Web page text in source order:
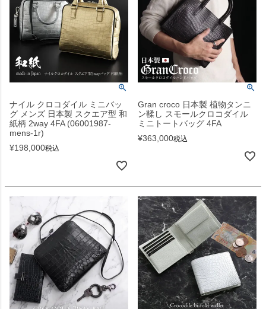
ナイル クロコダイル ミニバッ
グ メンズ 日本製 スクエア型 和
紙柄 2way 4FA (06001987-
mens-1r)
¥198,000税込
Gran croco 日本製 植物タンニ
ン鞣し スモールクロコダイル
ミニトートバッグ 4FA
¥363,000税込